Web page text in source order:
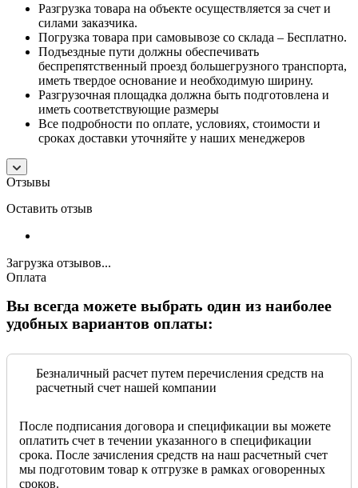
Разгрузка товара на объекте осуществляется за счет и
силами заказчика.
Погрузка товара при самовывозе со склада – Бесплатно.
Подъездные пути должны обеспечивать
беспрепятственный проезд большегрузного транспорта,
иметь твердое основание и необходимую ширину.
Разгрузочная площадка должна быть подготовлена и
иметь соответствующие размеры
Все подробности по оплате, условиях, стоимости и
сроках доставки уточняйте у наших менеджеров
Отзывы
Оставить отзыв
Загрузка отзывов...
Оплата
Вы всегда можете выбрать один из наиболее
удобных вариантов оплаты:
Безналичный расчет путем перечисления средств на
расчетный счет нашей компании
После подписания договора и спецификации вы можете
оплатить счет в течении указанного в спецификации
срока. После зачисления средств на наш расчетный счет
мы подготовим товар к отгрузке в рамках оговоренных
сроков.